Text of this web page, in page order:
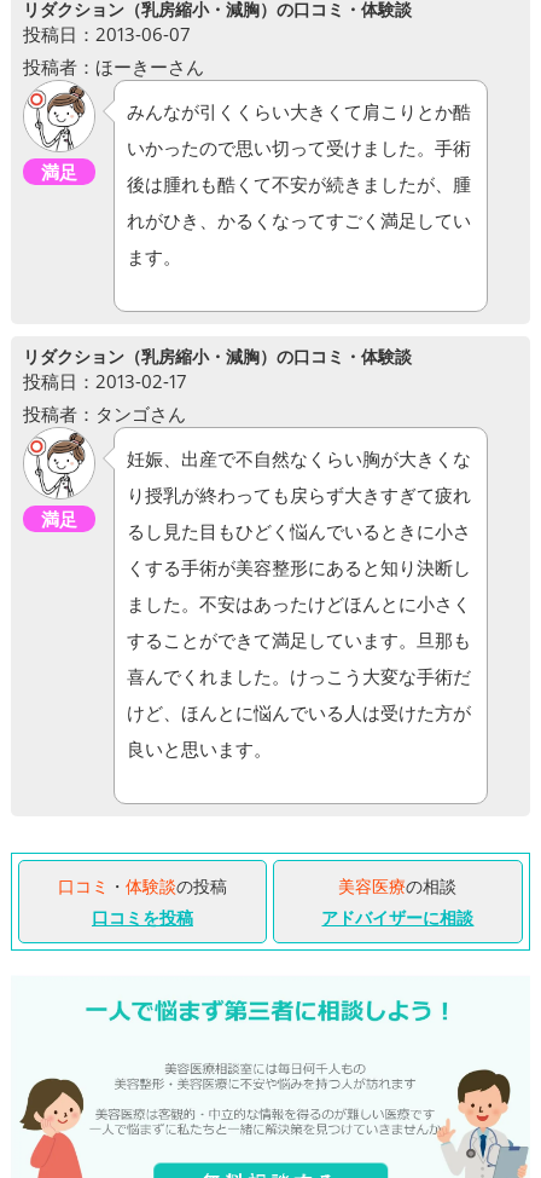
リダクション（乳房縮小・減胸）の口コミ・体験談
投稿日：2013-06-07
投稿者：ほーきーさん
満足
みんなが引くくらい大きくて肩こりとか酷
いかったので思い切って受けました。手術
後は腫れも酷くて不安が続きましたが、腫
れがひき、かるくなってすごく満足してい
ます。
リダクション（乳房縮小・減胸）の口コミ・体験談
投稿日：2013-02-17
投稿者：タンゴさん
満足
妊娠、出産で不自然なくらい胸が大きくな
り授乳が終わっても戻らず大きすぎて疲れ
るし見た目もひどく悩んでいるときに小さ
くする手術が美容整形にあると知り決断し
ました。不安はあったけどほんとに小さく
することができて満足しています。旦那も
喜んでくれました。けっこう大変な手術だ
けど、ほんとに悩んでいる人は受けた方が
良いと思います。
口コミ ・ 体験談の投稿
口コミを投稿
美容医療の相談
アドバイザーに相談